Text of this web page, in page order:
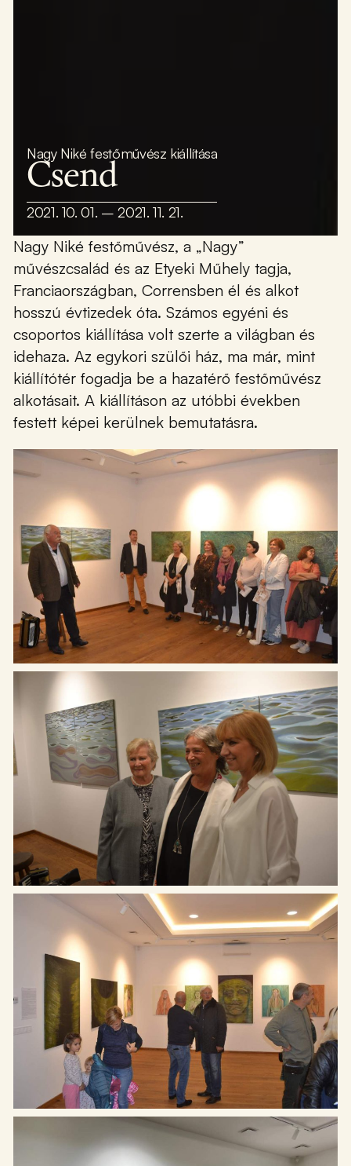
Nagy Niké festőművész kiállítása
Csend
2021. 10. 01. – 2021. 11. 21.
Nagy Niké festőművész, a „Nagy”
művészcsalád és az Etyeki Műhely tagja,
Franciaországban, Corrensben él és alkot
hosszú évtizedek óta. Számos egyéni és
csoportos kiállítása volt szerte a világban és
idehaza. Az egykori szülői ház, ma már, mint
kiállítótér fogadja be a hazatérő festőművész
alkotásait. A kiállításon az utóbbi években
festett képei kerülnek bemutatásra.
Cím: Etyek 2091, Magyar utca
Telefon: +36 20 622-8123
Email: hello@etyekimuhely.hu
Rólunk
Kiállítások
Programok
Híreink
Együttműködő partnereink: Támogatóink: